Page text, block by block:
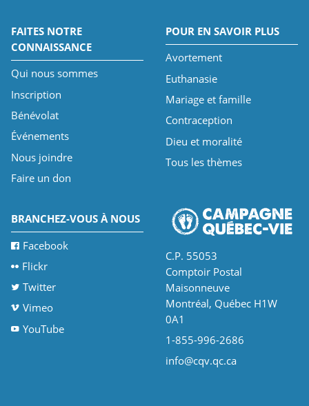
FAITES NOTRE
CONNAISSANCE
Qui nous sommes
Inscription
Bénévolat
Événements
Nous joindre
Faire un don
POUR EN SAVOIR PLUS
Avortement
Euthanasie
Mariage et famille
Contraception
Dieu et moralité
Tous les thèmes
BRANCHEZ-VOUS À NOUS
Facebook
Flickr
Twitter
Vimeo
YouTube
C.P. 55053
Comptoir Postal
Maisonneuve
Montréal, Québec H1W
0A1
1-855-996-2686
info@cqv.qc.ca